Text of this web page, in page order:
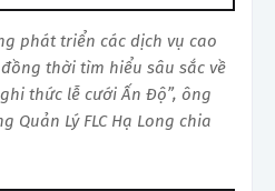
phát triển các dịch vụ cao
thời tìm hiểu sâu sắc về
thức lễ cưới Ấn Độ”, ông
Quản Lý FLC Hạ Long chia